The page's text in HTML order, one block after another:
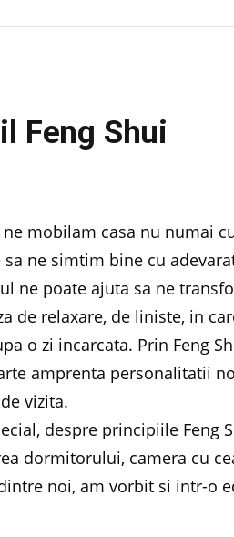
Feng Shui
mobilam casa nu numai
ne simtim bine cu
ne poate ajuta sa ne
de relaxare, de liniste, in
o zi incarcata. Prin Feng
amprenta personalitatii
vizita.
despre principiile Feng
dormitorului, camera cu
noi, am vorbit si intr-o